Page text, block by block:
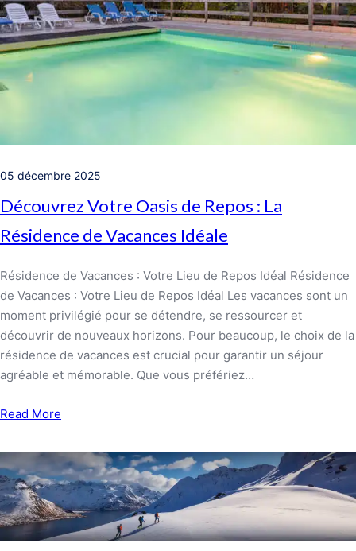
05 décembre 2025
Découvrez Votre Oasis de Repos : La
Résidence de Vacances Idéale
Résidence de Vacances : Votre Lieu de Repos Idéal Résidence
de Vacances : Votre Lieu de Repos Idéal Les vacances sont un
moment privilégié pour se détendre, se ressourcer et
découvrir de nouveaux horizons. Pour beaucoup, le choix de la
résidence de vacances est crucial pour garantir un séjour
agréable et mémorable. Que vous préfériez…
Read More